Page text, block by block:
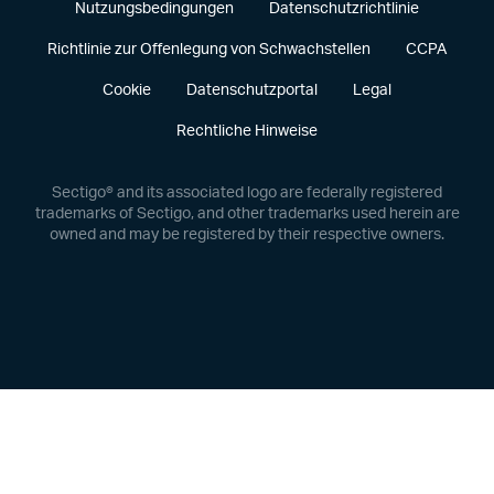
Nutzungsbedingungen Datenschutzrichtlinie
Richtlinie zur Offenlegung von Schwachstellen CCPA
Cookie Datenschutzportal Legal
Rechtliche Hinweise
Sectigo® and its associated logo are federally registered
trademarks of Sectigo, and other trademarks used herein are
owned and may be registered by their respective owners.